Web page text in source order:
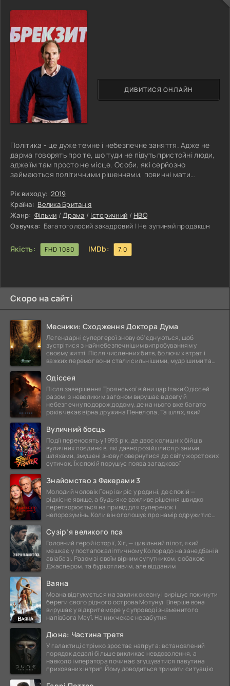
Політика - це дуже темне і небезпечне заняття. Адже не
дарма говорять про те, що туди не підуть пристойні люди,
адже їм там просто не місце. Особи, які серйозно
займаються політичними рішеннями, повинні мати
Британію трясе від політичного скандалу, який
відбувається в цій країні. Суспільство буквально
розколоте на дві половини, а причиною всьому так званий
«Брекзит». Кілька десятиліть тому країна увійшла до
Європейського союзу, з якого
Рік виходу: 2019
Країна: Велика Британія
Жанр: Фільми /Драма / Історичний / HBO
Озвучка: Багатоголосий закадровий | Не зупиняй продакшн
Якість: FHD 1080 IMDb: 7.0
ДИВИТИСЯ ОНЛАЙН
Скоро на сайті
Месники: Сходження Доктора Дума
Легендарні супергерої знову об'єднуються, щоб
зустрітися з найнебезпечнішим випробуванням у
своєму житті. Після численних битв, болючих втрат і
важких перемог вони стали сильнішими, мудрішими та
Одіссея
Після завершення Троянської війни цар Ітаки Одіссей
разом із невеликим загоном вирушає в довгу й
небезпечну подорож додому, де на нього вже багато
років чекає вірна дружина Пенелопа. Та шлях, який
Вуличний боєць
Події переносять у 1993 рік, де двоє колишніх бійців
вуличних поєдинків, які давно розійшлися різними
шляхами, змушені знову повернутися до світу жорстоких
сутичок. Їх спокій порушує поява загадкової
Знайомство з Факерами 3
Молодий чоловік Генрі виріс у родині, де спокій —
рідкісне явище, а будь-яке важливе рішення швидко
перетворюється на привід для суперечок і
непорозумінь. Коли він оголошує про намір одружитися,
Сузір’я великого пса
Головний герой історії, Хіг, — цивільний пілот, який
мешкає у постапокаліптичному Колорадо на занедбаній
авіабазі. Разом зі своїм вірним супутником, собакою
Джаспером, та буркотливим, але відданим
Ваяна
Моана відгукується на заклик океану і вирішує покинути
береги свого рідного острова Мотунуї. Вперше вона
вирушає у відкрите море у супроводі знаменитого
напівбога Мауї. На них чекає незабутня
Дюна: Частина третя
У галактиці стрімко зростає напруга: встановлений
порядок дедалі більше викликає невдоволення, а
навколо імператора починає згущуватися павутина
прихованих інтриг. Йому доводиться тримати ситуацію